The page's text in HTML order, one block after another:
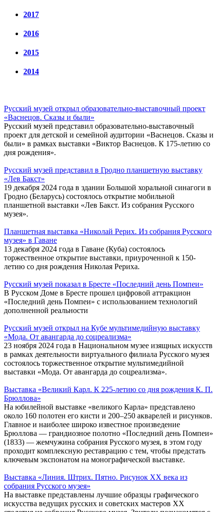
2017
2016
2015
2014
Русский музей открыл образовательно-выставочный проект
«Васнецов. Сказы и были»
Русский музей представил образовательно-выставочный
проект для детской и семейной аудитории «Васнецов. Сказы и
были» в рамках выставки «Виктор Васнецов. К 175-летию со
дня рождения».
Русский музей представил в Гродно планшетную выставку
«Лев Бакст»
19 декабря 2024 года в здании Большой хоральной синагоги в
Гродно (Беларусь) состоялось открытие мобильной
планшетной выставки «Лев Бакст. Из собрания Русского
музея».
Планшетная выставка «Николай Рерих. Из собрания Русского
музея» в Гаване
13 декабря 2024 года в Гаване (Куба) состоялось
торжественное открытие выставки, приуроченной к 150-
летию со дня рождения Николая Рериха.
Русский музей показал в Бресте «Последний день Помпеи»
В Русском Доме в Бресте прошел цифровой аттракцион
«Последний день Помпеи» с использованием технологий
дополненной реальности
Русский музей открыл на Кубе мультимедийную выставку
«Мода. От авангарда до соцреализма»
23 ноября 2024 года в Национальном музее изящных искусств
в рамках деятельности виртуального филиала Русского музея
состоялось торжественное открытие мультимедийной
выставки «Мода. От авангарда до соцреализма».
Выставка «Великий Карл. К 225-летию со дня рождения К. П.
Брюллова»
На юбилейной выставке «великого Карла» представлено
около 160 полотен его кисти и 200–250 акварелей и рисунков.
Главное и наиболее широко известное произведение
Брюллова — грандиозное полотно «Последний день Помпеи»
(1833) — жемчужина собрания Русского музея, в этом году
проходит комплексную реставрацию с тем, чтобы предстать
ключевым экспонатом на монографической выставке.
Выставка «Линия. Штрих. Пятно. Рисунок ХХ века из
собрания Русского музея»
На выставке представлены лучшие образцы графического
искусства ведущих русских и советских мастеров ХХ